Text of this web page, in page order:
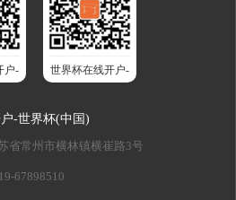
户- 世界杯在线开户-
能升降桌
-世界杯(中国)
省常州市横林镇横崔路3号
67898510